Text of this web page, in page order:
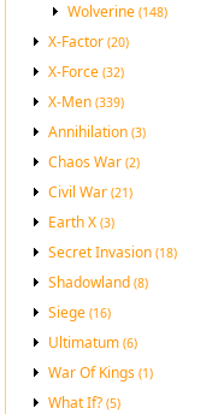
Wolverine(148)
X-Factor(20)
X-Force(32)
X-Men(339)
Annihilation(3)
Chaos War(2)
Civil War(21)
Earth X(3)
Secret Invasion(18)
Shadowland(8)
Siege(16)
Ultimatum(6)
War Of Kings(1)
What If?(5)